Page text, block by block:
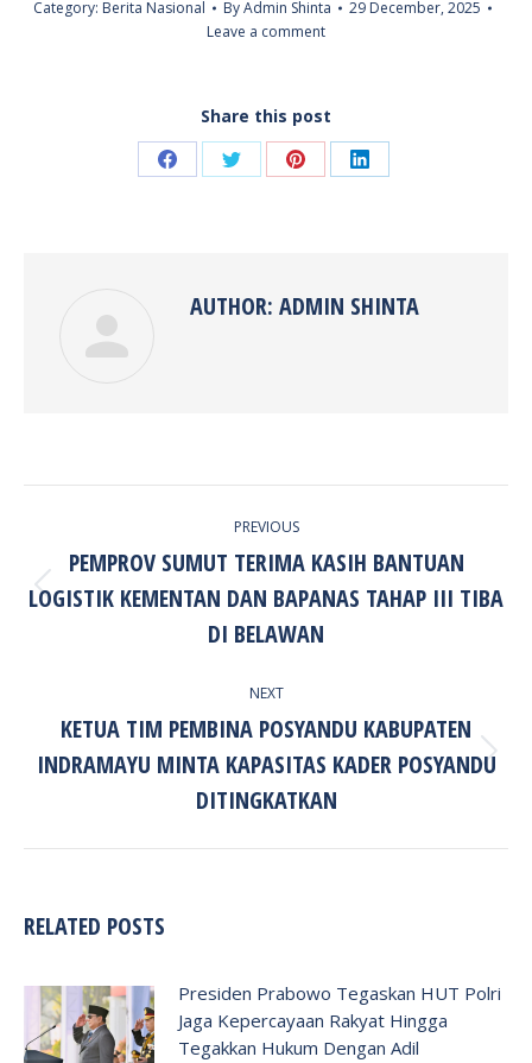
Category: Berita Nasional ByAdmin Shinta
29 December, 2025
Leave a comment
Share this post
Share Share Share Share
AUTHOR: ADMIN SHINTA
PREVIOUS
Previous
post:
PEMPROV SUMUT TERIMA KASIH BANTUAN
LOGISTIK KEMENTAN DAN BAPANAS TAHAP III TIBA
DI BELAWAN
NEXT
Next
post:
KETUA TIM PEMBINA POSYANDU KABUPATEN
INDRAMAYU MINTA KAPASITAS KADER POSYANDU
DITINGKATKAN
RELATED POSTS
Presiden Prabowo Tegaskan HUT Polri
Jaga Kepercayaan Rakyat Hingga
Tegakkan Hukum Dengan Adil